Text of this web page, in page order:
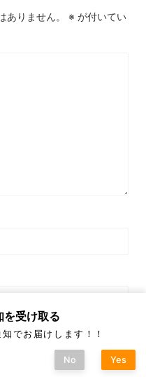
ありません。 ※ が付いてい
受け取る
でお届けします！！
No Yes